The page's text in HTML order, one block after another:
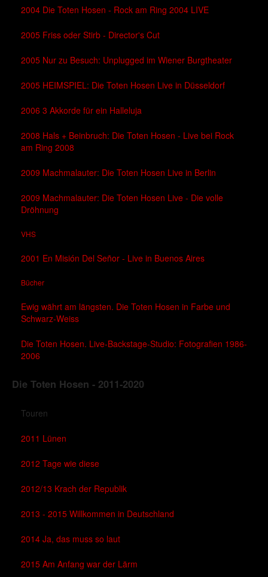
2004 Die Toten Hosen - Rock am Ring 2004 LIVE
2005 Friss oder Stirb - Director's Cut
2005 Nur zu Besuch: Unplugged im Wiener Burgtheater
2005 HEIMSPIEL: Die Toten Hosen Live in Düsseldorf
2006 3 Akkorde für ein Halleluja
2008 Hals + Beinbruch: Die Toten Hosen - Live bei Rock
am Ring 2008
2009 Machmalauter: Die Toten Hosen Live in Berlin
2009 Machmalauter: Die Toten Hosen Live - Die volle
Dröhnung
VHS
2001 En Misión Del Señor - Live in Buenos Aires
Bücher
Ewig währt am längsten. Die Toten Hosen in Farbe und
Schwarz-Weiss
Die Toten Hosen. Live-Backstage-Studio: Fotografien 1986-
2006
Die Toten Hosen - 2011-2020
Touren
2011 Lünen
2012 Tage wie diese
2012/13 Krach der Republik
2013 - 2015 Willkommen in Deutschland
2014 Ja, das muss so laut
2015 Am Anfang war der Lärm